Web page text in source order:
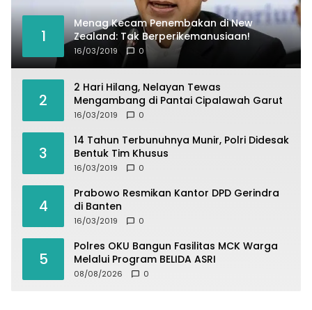
1
Menag Kecam Penembakan di New
Zealand: Tak Berperikemanusiaan!
16/03/2019 0
2
2 Hari Hilang, Nelayan Tewas
Mengambang di Pantai Cipalawah Garut
16/03/2019 0
3
14 Tahun Terbunuhnya Munir, Polri Didesak
Bentuk Tim Khusus
16/03/2019 0
4
Prabowo Resmikan Kantor DPD Gerindra
di Banten
16/03/2019 0
5
Polres OKU Bangun Fasilitas MCK Warga
Melalui Program BELIDA ASRI
08/08/2026 0